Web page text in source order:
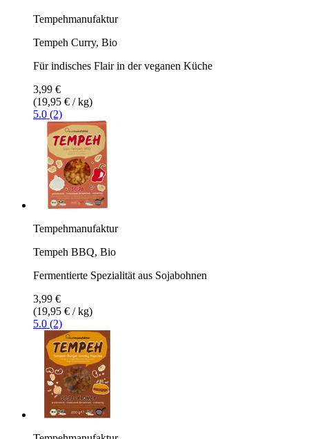
Tempehmanufaktur
Tempeh Curry, Bio
Für indisches Flair in der veganen Küche
3,99 €
(19,95 € / kg)
5.0 (2)
Tempehmanufaktur
Tempeh BBQ, Bio
Fermentierte Spezialität aus Sojabohnen
3,99 €
(19,95 € / kg)
5.0 (2)